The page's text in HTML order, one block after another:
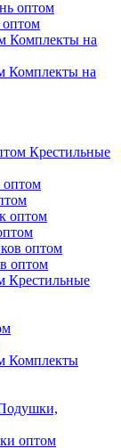
Комплекты на
Комплекты на
Крестильные
оптом
Крестильные
Комплекты